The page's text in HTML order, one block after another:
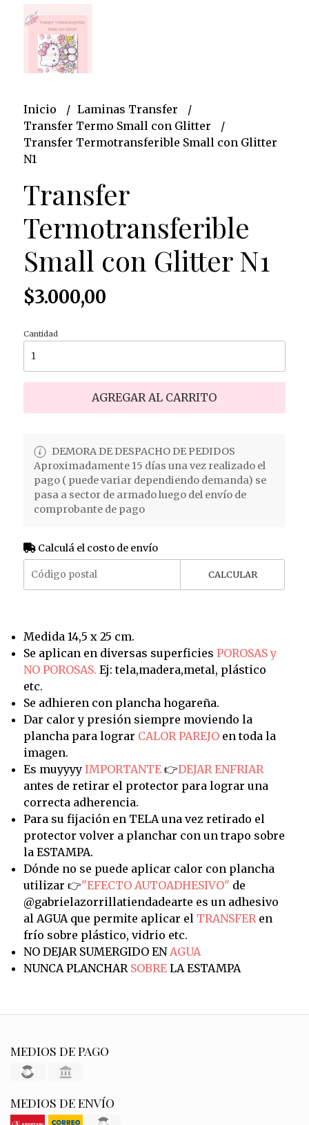
Inicio
Laminas Transfer
Transfer Termo Small con Glitter
Transfer Termotransferible Small con Glitter
N1
Transfer
Termotransferible
Small con Glitter N1
$3.000,00
Cantidad
AGREGAR AL CARRITO
DEMORA DE DESPACHO DE PEDIDOS
Aproximadamente 15 días una vez realizado el
pago ( puede variar dependiendo demanda) se
pasa a sector de armado luego del envío de
comprobante de pago
Calculá el costo de envío
CALCULAR
Medida 14,5 x 25 cm.
Se aplican en diversas superficies POROSAS y
NO POROSAS. Ej: tela,madera,metal, plástico
etc.
Se adhieren con plancha hogareña.
Dar calor y presión siempre moviendo la
plancha para lograr CALOR PAREJOen toda la
imagen.
Es muyyyy IMPORTANTE👉DEJAR ENFRIAR
antes de retirar el protector para lograr una
correcta adherencia.
Para su fijación en TELA una vez retirado el
protector volver a planchar con un trapo sobre
la ESTAMPA.
Dónde no se puede aplicar calor con plancha
utilizar 👉"EFECTO AUTOADHESIVO" de
@gabrielazorrillatiendadearte es un adhesivo
al AGUA que permite aplicar el TRANSFERen
frío sobre plástico, vidrio etc.
NO DEJAR SUMERGIDO EN AGUA
NUNCA PLANCHAR SOBRELA ESTAMPA
MEDIOS DE PAGO
MEDIOS DE ENVÍO